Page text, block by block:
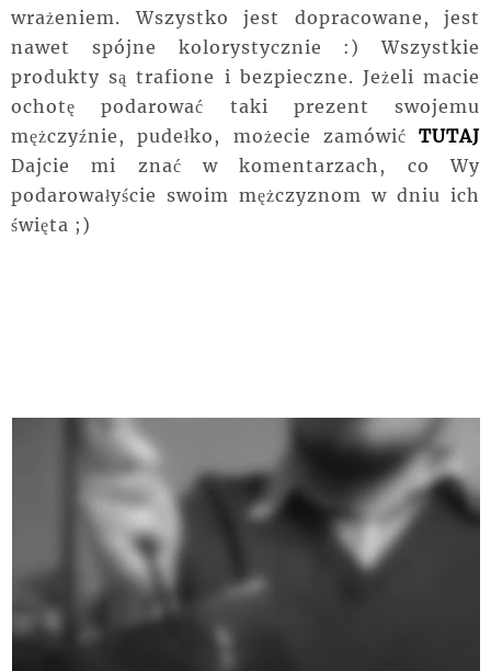
wrażeniem. Wszystko jest dopracowane, jest
nawet spójne kolorystycznie :) Wszystkie
produkty są trafione i bezpieczne. Jeżeli macie
ochotę podarować taki prezent swojemu
mężczyźnie , pudełko, możecie zamówić TUTAJ
Dajcie mi znać w komentarzach, co Wy
podarowałyście swoim mężczyznom w dniu ich
święta ;)